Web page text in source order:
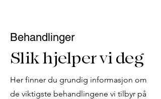
Behandlinger
Slik hjelper vi deg
Her finner du grundig informasjon om
de viktigste behandlingene vi tilbyr på